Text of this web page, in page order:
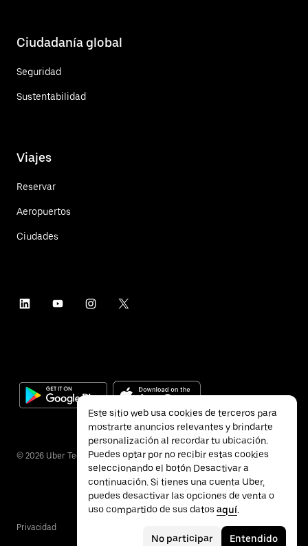
Ciudadanía global
Seguridad
Sustentabilidad
Viajes
Reservar
Aeropuertos
Ciudades
© 2026 Uber Technologies Inc.
Privacidad
Este sitio web usa cookies de terceros para
mostrarte anuncios relevantes y brindarte
personalización al recordar tu ubicación.
Puedes optar por no recibir estas cookies
seleccionando el botón Desactivar a
continuación. Si tienes una cuenta Uber,
puedes desactivar las opciones de venta o
uso compartido de sus datos aquí.
No participar Entendido